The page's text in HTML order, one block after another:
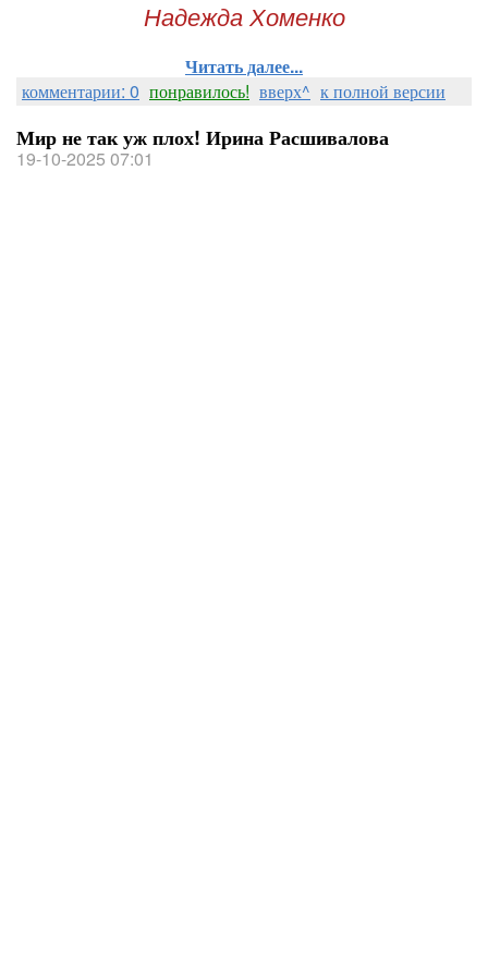
Надежда Хоменко
Читать далее...
комментарии: 0 понравилось! вверх^ к полной версии
Мир не так уж плох! Ирина Расшивалова
19-10-2025 07:01